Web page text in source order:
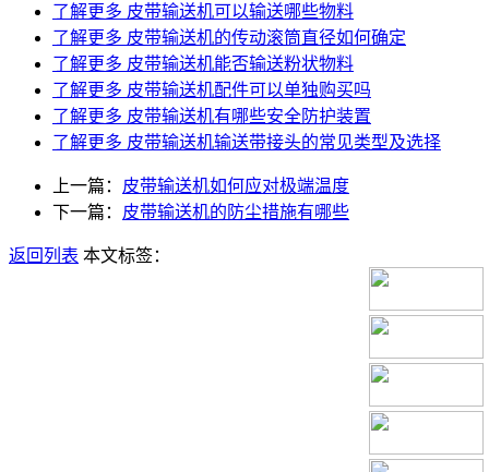
了解更多 皮带输送机可以输送哪些物料
了解更多 皮带输送机的传动滚筒直径如何确定
了解更多 皮带输送机能否输送粉状物料
了解更多 皮带输送机配件可以单独购买吗
了解更多 皮带输送机有哪些安全防护装置
了解更多 皮带输送机输送带接头的常见类型及选择
上一篇： 皮带输送机如何应对极端温度
下一篇： 皮带输送机的防尘措施有哪些
返回列表 本文标签：